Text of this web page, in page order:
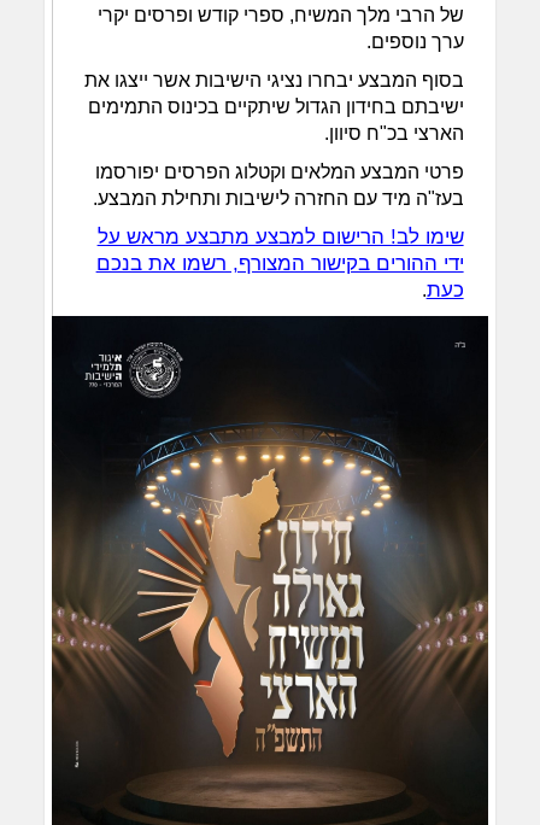
של הרבי מלך המשיח, ספרי קודש ופרסים יקרי
ערך נוספים.
בסוף המבצע יבחרו נציגי הישיבות אשר ייצגו את
ישיבתם בחידון הגדול שיתקיים בכינוס התמימים
הארצי בכ"ח סיוון.
פרטי המבצע המלאים וקטלוג הפרסים יפורסמו
בעז"ה מיד עם החזרה לישיבות ותחילת המבצע.
שימו לב! הרישום למבצע מתבצע מראש על
ידי ההורים בקישור המצורף, רשמו את בנכם
כעת.